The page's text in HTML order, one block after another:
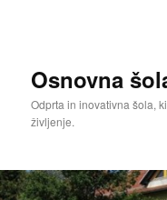
Osnovna
Odprta in inovativna šola,
življenje.